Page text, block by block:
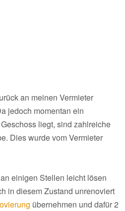
an meinen Vermieter
jedoch momentan ein
liegt, sind zahlreiche
Dies wurde vom Vermieter
einigen Stellen leicht lösen
in diesem Zustand unrenoviert
übernehmen und dafür 2